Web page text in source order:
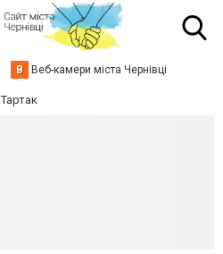
В Веб-камери міста Чернівці
Тартак